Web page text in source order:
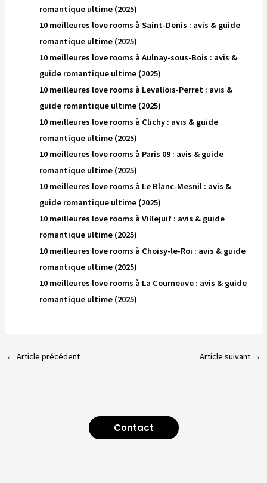
romantique ultime (2025)
10 meilleures love rooms à Saint-Denis : avis & guide
romantique ultime (2025)
10 meilleures love rooms à Aulnay-sous-Bois : avis &
guide romantique ultime (2025)
10 meilleures love rooms à Levallois-Perret : avis &
guide romantique ultime (2025)
10 meilleures love rooms à Clichy : avis & guide
romantique ultime (2025)
10 meilleures love rooms à Paris 09 : avis & guide
romantique ultime (2025)
10 meilleures love rooms à Le Blanc-Mesnil : avis &
guide romantique ultime (2025)
10 meilleures love rooms à Villejuif : avis & guide
romantique ultime (2025)
10 meilleures love rooms à Choisy-le-Roi : avis & guide
romantique ultime (2025)
10 meilleures love rooms à La Courneuve : avis & guide
romantique ultime (2025)
← Article précédent Article suivant →
Contact